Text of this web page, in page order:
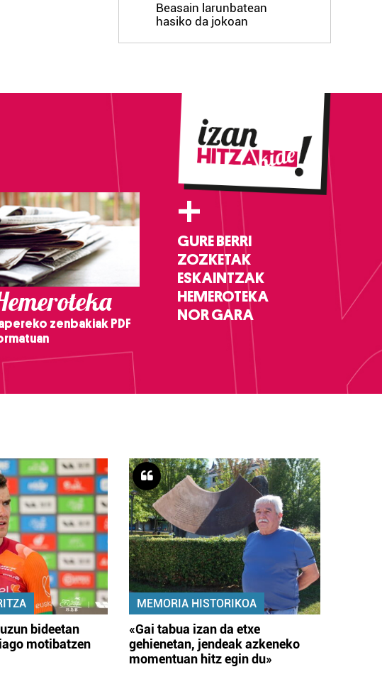
Beasain larunbatean
hasiko da jokoan
zenbakiak PDF
+
GURE BERRI
ZOZKETAK
ESKAINTZAK
HEMEROTEKA
NOR GARA
bideetan
motibatzen
MEMORIA HISTORIKOA
«Gai tabua izan da etxe
gehienetan, jendeak azkeneko
momentuan hitz egin du»